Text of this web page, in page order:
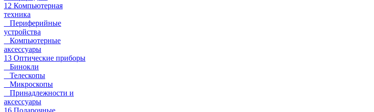
12 Компьютерная
техника
Периферийные
устройства
Компьютерные
аксессуары
13 Оптические приборы
Бинокли
Телескопы
Микроскопы
Принадлежности и
аксессуары
16 Подарочные